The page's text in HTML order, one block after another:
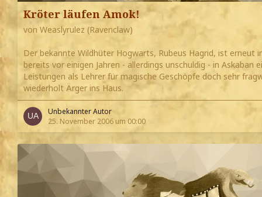
Kröter läufen Amok!
von Weaslyrulez (Ravenclaw)
Der bekannte Wildhüter Hogwarts, Rubeus Hagrid, ist erneut
bereits vor einigen Jahren - allerdings unschuldig - in Askaban
Leistungen als Lehrer für magische Geschöpfe doch sehr
wiederholt Ärger ins Haus.
Unbekannter Autor
25. November 2006 um 00:00